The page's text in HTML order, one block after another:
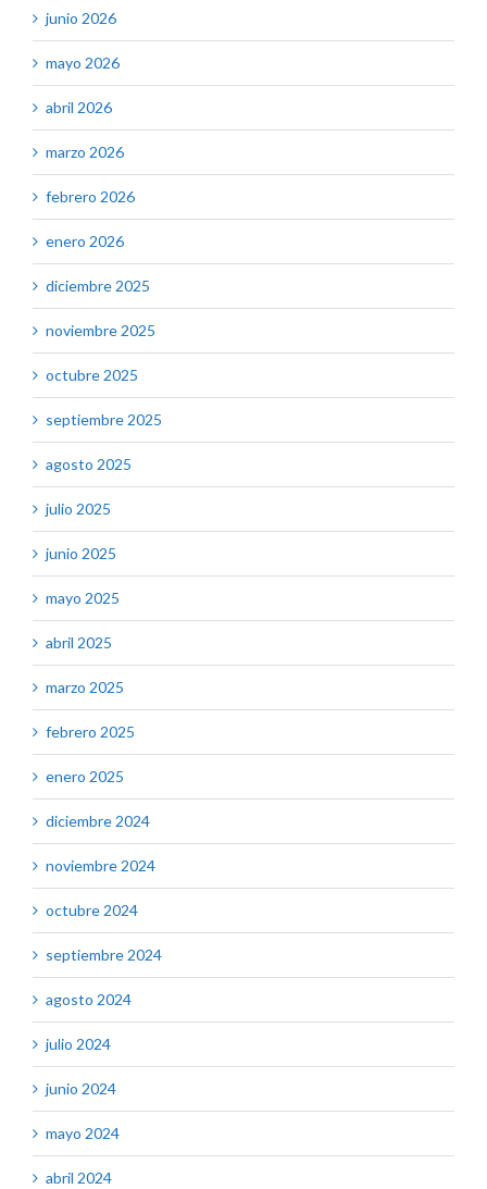
junio 2026
mayo 2026
abril 2026
marzo 2026
febrero 2026
enero 2026
diciembre 2025
noviembre 2025
octubre 2025
septiembre 2025
agosto 2025
julio 2025
junio 2025
mayo 2025
abril 2025
marzo 2025
febrero 2025
enero 2025
diciembre 2024
noviembre 2024
octubre 2024
septiembre 2024
agosto 2024
julio 2024
junio 2024
mayo 2024
abril 2024